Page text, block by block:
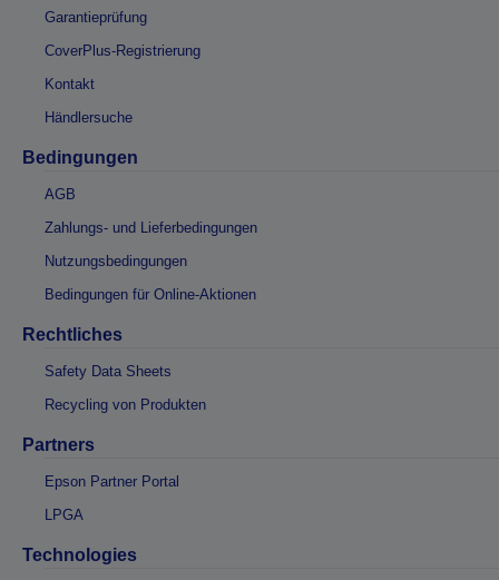
Garantieprüfung
CoverPlus-Registrierung
Kontakt
Händlersuche
Bedingungen
AGB
Zahlungs- und Lieferbedingungen
Nutzungsbedingungen
Bedingungen für Online-Aktionen
Rechtliches
Safety Data Sheets
Recycling von Produkten
Partners
Epson Partner Portal
LPGA
Technologies